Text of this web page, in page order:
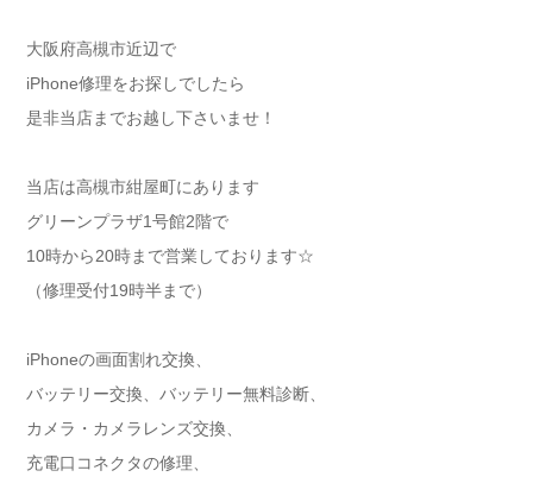
大阪府高槻市近辺で
iPhone修理をお探しでしたら
是非当店までお越し下さいませ！
当店は高槻市紺屋町にあります
グリーンプラザ1号館2階で
10時から20時まで営業しております☆
（修理受付19時半まで）
iPhoneの画面割れ交換、
バッテリー交換、バッテリー無料診断、
カメラ・カメラレンズ交換、
充電口コネクタの修理、